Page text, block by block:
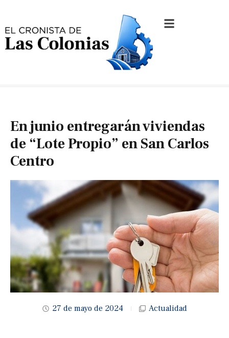
En junio entregarán viviendas
de “Lote Propio” en San Carlos
Centro
27 de mayo de 2024 Actualidad